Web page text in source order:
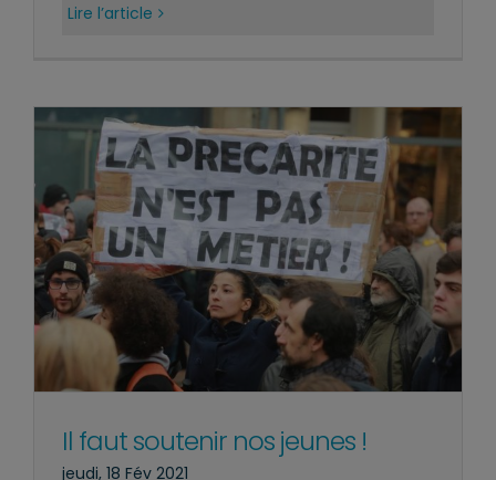
Lire l’article
Il faut soutenir nos jeunes !
jeudi, 18 Fév 2021